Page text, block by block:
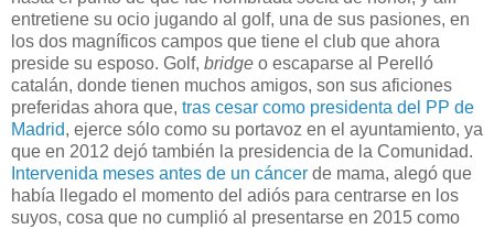
entretiene su ocio jugando al golf, una de sus pasiones, en
los dos magníficos campos que tiene el club que ahora
preside su esposo. Golf, bridge o escaparse al Perelló
catalán, donde tienen muchos amigos, son sus aficiones
preferidas ahora que, tras cesar como presidenta del PP de
Madrid, ejerce sólo como su portavoz en el ayuntamiento, ya
que en 2012 dejó también la presidencia de la Comunidad.
Intervenida meses antes de un cáncer de mama, alegó que
había llegado el momento del adiós para centrarse en los
suyos, cosa que no cumplió al presentarse en 2015 como